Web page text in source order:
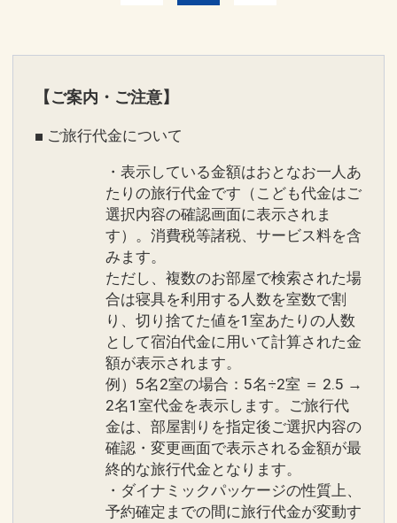
ご覧になれます。
の名品、江戸から明治にかけて
制作された工芸品など多様な美で溢れて
います。
インターネットコース番号：DP-1-
17360866
【ご案内・ご注意】
■ ご旅行代金について
・表示している金額はおとなお一人あ
たりの旅行代金です（こども代金はご
選択内容の確認画面に表示されま
す）。消費税等諸税、サービス料を含
みます。
ただし、複数のお部屋で検索された場
合は寝具を利用する人数を室数で割
り、切り捨てた値を1室あたりの人数
として宿泊代金に用いて計算された金
額が表示されます。
例）5名2室の場合：5名÷2室 ＝ 2.5 →
2名1室代金を表示します。ご旅行代
金は、部屋割りを指定後ご選択内容の
確認・変更画面で表示される金額が最
終的な旅行代金となります。
・ダイナミックパッケージの性質上、
予約確定までの間に旅行代金が変動す